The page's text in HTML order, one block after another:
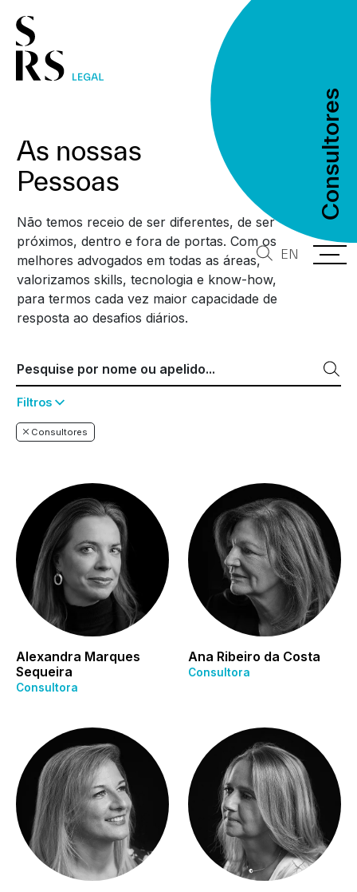
Consultores
Consultores
EN
As nossas
Pessoas
Não temos receio de ser diferentes, de ser
próximos, dentro e fora de portas. Com os
melhores advogados em todas as áreas,
valorizamos skills, tecnologia e know-how,
para termos cada vez maior capacidade de
resposta ao desafios diários.
Filtros
Consultores
Alexandra Marques
Sequeira
Consultora
Ana Ribeiro da Costa
Consultora